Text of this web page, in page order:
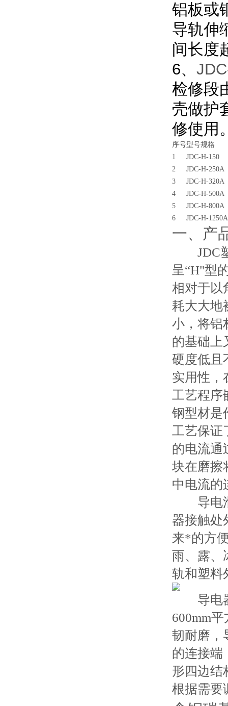
铝板或
导轨伸
间长度
6、
检修段
壳做护
修使用
序号型号规格
1
JDC-H-150
2
JDC-H-250A
3
JDC-H-320A
4
JDC-H-500A
5
JDC-H-800A
6
JDC-H-1250A
一、产
JDC塑
呈“H"型
相对于以
耗大大地
小，将铝
的基础上
硬度低且
实用性，
工艺程序
钢型材是
工艺保证
的电流通
块在磨擦
中电流的
导电滑
器接触处
来*的方
雨、露、
轨和塑料
导电器
600mm
韧耐磨，
的连接端
形四边结
根据需要